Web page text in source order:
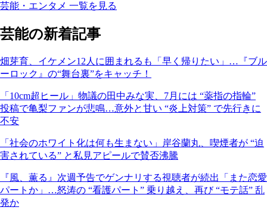
芸能・エンタメ 一覧を見る
芸能の新着記事
畑芽育、イケメン12人に囲まれるも「早く帰りたい」…『ブル
ーロック』の“舞台裏”をキャッチ！
「10cm超ヒール」物議の田中みな実、7月には “薬指の指輪”
投稿で亀梨ファンが悲鳴…意外と甘い “炎上対策” で先行きに
不安
「社会のホワイト化は何も生まない」岸谷蘭丸、喫煙者が “迫
害されている” と私見アピールで賛否沸騰
『風、薫る』次週予告でゲンナリする視聴者が続出「また恋愛
パートか」…怒涛の “看護パート” 乗り越え、再び “モテ話” 乱
発か